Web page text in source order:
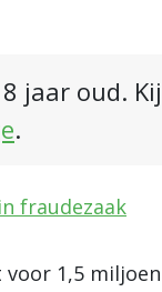
jaar oud.
.
fraudezaak
voor 1,5